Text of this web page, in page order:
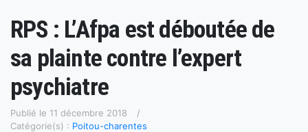
RPS : L’Afpa est déboutée de
sa plainte contre l’expert
psychiatre
Publié le 11 décembre 2018
Catégorie(s) : Poitou-charentes